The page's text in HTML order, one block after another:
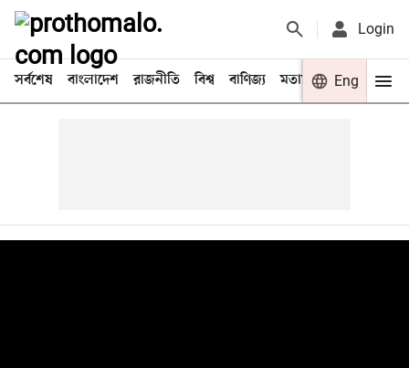
Login
সর্বশেষ বাংলাদেশ রাজনীতি বিশ্ব বাণিজ্য মতামত খেলা
Eng